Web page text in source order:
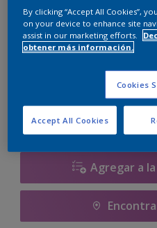
Tamaño
1 litros
Agregar a
By clicking “Accept All Cookies”,
on your device to enhance site
assist in our marketing efforts.
obtener más información.
Cookies
Accept All Cookies